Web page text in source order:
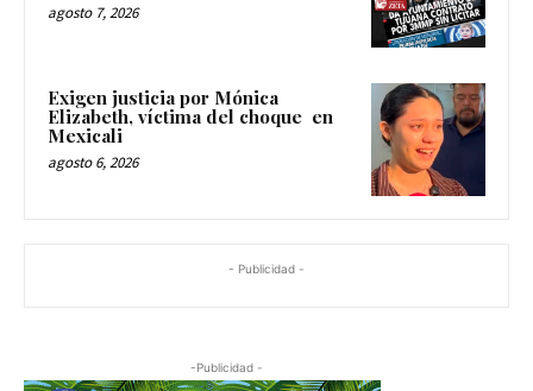
agosto 7, 2026
Exigen justicia por Mónica
Elizabeth, víctima del choque en
Mexicali
agosto 6, 2026
- Publicidad -
-Publicidad -